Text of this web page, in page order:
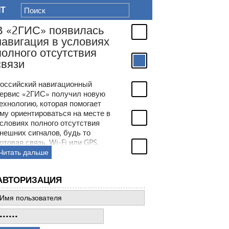
«2ГИС» появилась
в условиях
отсутствия
навигационный
«2ГИС» получил новую
которая помогает
ориентироваться на месте в
полного отсутствия
сигналов, будь то
связь, Wi-Fi или GPS.
этого сервис будет
на встроенные в
дальше